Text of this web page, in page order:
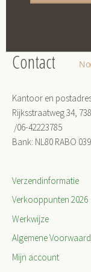
Contact
Kantoor en
Rijksstraatweg 34,
/06-42223785
Bank: NL80 RABO
Verzendinformatie
Verkooppunten 2026
Werkwijze
Algemene
Mijn account